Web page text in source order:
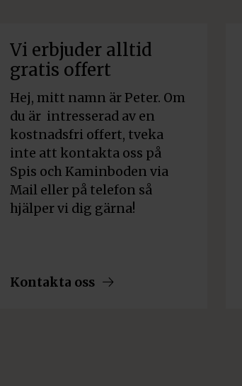
Vi erbjuder alltid
gratis offert
Hej, mitt namn är Peter. Om
du är intresserad av en
kostnadsfri offert, tveka
inte att kontakta oss på
Spis och Kaminboden via
Mail eller på telefon så
hjälper vi dig gärna!
Kontakta oss